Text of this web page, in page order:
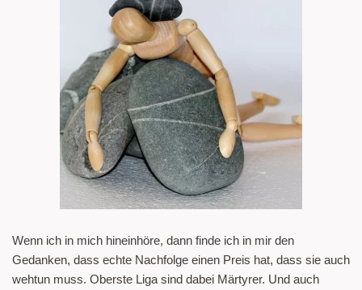
Wenn ich in mich hineinhöre, dann finde ich in mir den
Gedanken, dass echte Nachfolge einen Preis hat, dass sie auch
wehtun muss. Oberste Liga sind dabei Märtyrer. Und auch